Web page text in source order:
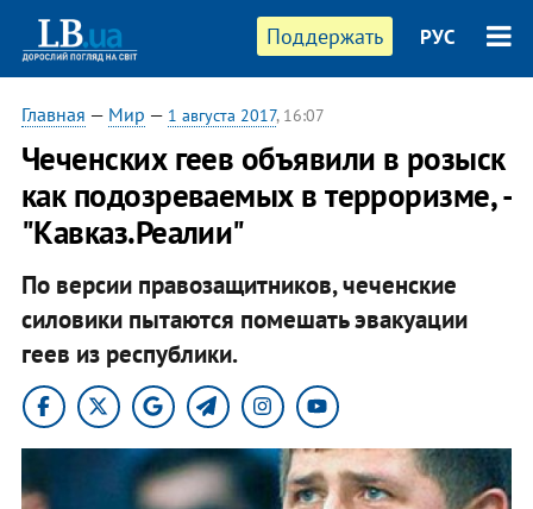
Поддержать РУС
Главная — Мир — 1 августа 2017, 16:07
Чеченских геев объявили в розыск
как подозреваемых в терроризме, -
"Кавказ.Реалии"
По версии правозащитников, чеченские
силовики пытаются помешать эвакуации
геев из республики.